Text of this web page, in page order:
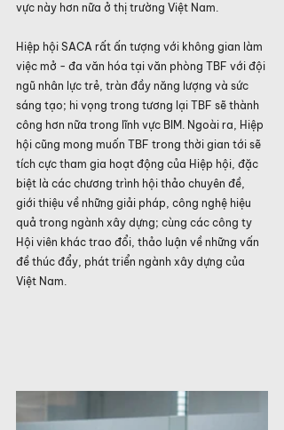
vực này hơn nữa ở thị trường Việt Nam.
Hiệp hội SACA rất ấn tượng với không gian làm
việc mở - đa văn hóa tại văn phòng TBF với đội
ngũ nhân lực trẻ, tràn đầy năng lượng và sức
sáng tạo; hi vọng trong tương lại TBF sẽ thành
công hơn nữa trong lĩnh vực BIM. Ngoài ra, Hiệp
hội cũng mong muốn TBF trong thời gian tới sẽ
tích cực tham gia hoạt động của Hiệp hội, đặc
biệt là các chương trình hội thảo chuyên đề,
giới thiệu về những giải pháp, công nghệ hiệu
quả trong ngành xây dựng; cùng các công ty
Hội viên khác trao đổi, thảo luận về những vấn
đề thúc đẩy, phát triển ngành xây dựng của
Việt Nam.